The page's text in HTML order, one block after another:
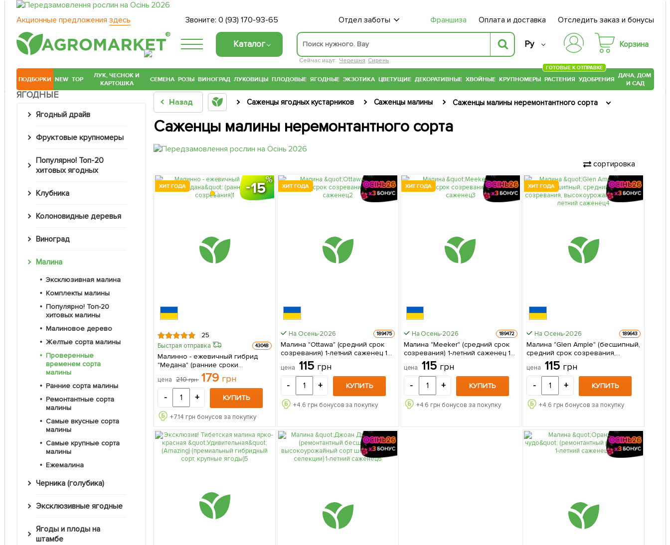
Акционные предложения здесь Звоните:0 (93) 170-93-65 Отдел заботы Франшиза Оплата и доставка Отследить заказ и бонусы
®
Каталог
Сейчас ищут: Черешня Сирень
Ру Корзина
ПОДБОРКИ NEW TOP
ЛУК, ЧЕСНОК И
КАРТОШКА
СЕМЕНА РОЗЫ ВИНОГРАД ЛУКОВИЦЫ ПЛОДОВЫЕ ЯГОДНЫЕ ЭКЗОТИКА ЦВЕТУЩИЕ ДЕКОРАТИВНЫЕ ХВОЙНЫЕ КРУПНОМЕРЫ РАСТЕНИЯ
ГОТОВЫЕ К ОТПРАВКЕ
УДОБРЕНИЯ ДАЧА, ДОМ
И САД
ЯГОДНЫЕ
Ягодный драйв
Фруктовые крупномеры
Популярно! Топ-20
хитовых ягодных
Клубника
Колоновидные деревья
Виноград
Малина
Эксклюзивная малина
Комплекты малины
Популярно! Топ-20
хитовых малины
Малиновое дерево
Желтые сорта малины
Проверенные
временем сорта
малины
Ранние сорта малины
Ремонтантные сорта
малины
Самые вкусные сорта
малины
Самые крупные сорта
малины
Ежемалина
Черника (голубика)
Эксклюзивные ягодные
Ягоды и плоды на
штамбе
Назад Саженцы ягодных кустарников Саженцы малины Саженцы малины неремонтантного сорта
Саженцы малины неремонтантного сорта
сортировка
15
ХИТ ГОДА
25
Быстрая отправка 43048
Малинно - ежевичный гибрид
"Медана" (ранние сроки
созревания) (Корневище) 1 шт в
упаковке
цена 210грн 179 грн
- + КУПИТЬ
+7.14 грн бонусов за покупку
ХИТ ГОДА
На Осень-2026 189475
Малина "Ottawa" (средний срок
созревания) 1-летний саженец 1
шт в упаковке
цена 115 грн
- + КУПИТЬ
+4.6 грн бонусов за покупку
ХИТ ГОДА
На Осень-2026 189472
Малина "Meeker" (средний срок
созревания) 1-летний саженец 1
шт в упаковке
цена 115 грн
- + КУПИТЬ
+4.6 грн бонусов за покупку
ХИТ ГОДА
На Осень-2026 189643
Малина "Glen Ample" (бесшипный,
средний срок созревания,
высокоурожайный сорт) 1-летний
саженец 1 шт в упаковке
цена 115 грн
- + КУПИТЬ
+4.6 грн бонусов за покупку